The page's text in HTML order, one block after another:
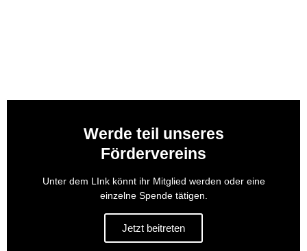
Werde teil unseres
Fördervereins
Unter dem LInk könnt ihr Mitglied werden oder eine
einzelne Spende tätigen.
Jetzt beitreten